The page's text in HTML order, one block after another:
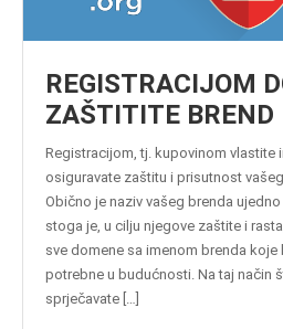
REGISTRACIJOM
ZAŠTITITE BREND
Registracijom, tj. kupovinom vlastite
osiguravate zaštitu i prisutnost
Obično je naziv vašeg brenda ujedno
stoga je, u cilju njegove zaštite i
sve domene sa imenom brenda koje
potrebne u budućnosti. Na taj način
sprječavate […]